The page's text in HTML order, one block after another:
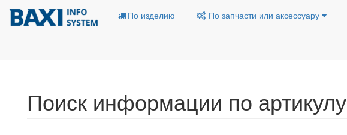
По изделию По запчасти или аксессуару
Поиск информации по артикулу